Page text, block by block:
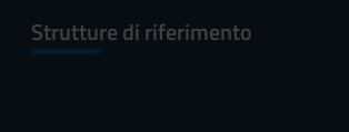
Strutture di riferimento